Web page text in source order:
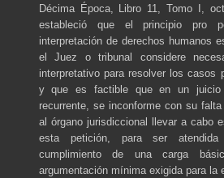
Décima Época, Libro 11, Tomo I,
estableció que el principio pro
interpretación de derechos humanos
el Juez o tribunal considere
interpretativo para resolver los casos
y que es factible que en un juicio
recurrente, se inconforme con su
al órgano jurisdiccional llevar a cabo
esta petición, para ser
cumplimiento de una carga
argumentación mínima exigida para la